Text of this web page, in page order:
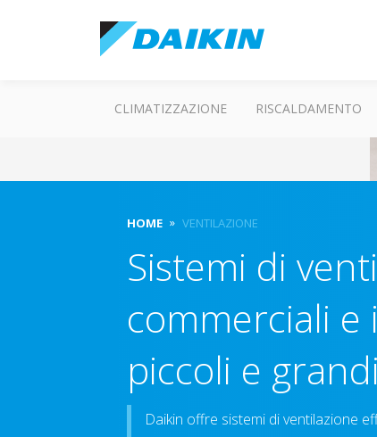
CLIMATIZZAZIONE RISCALDAMENTO
HOME VENTILAZIONE
Sistemi di
commerciali
piccoli e
Daikin offre sistemi di ventilazione